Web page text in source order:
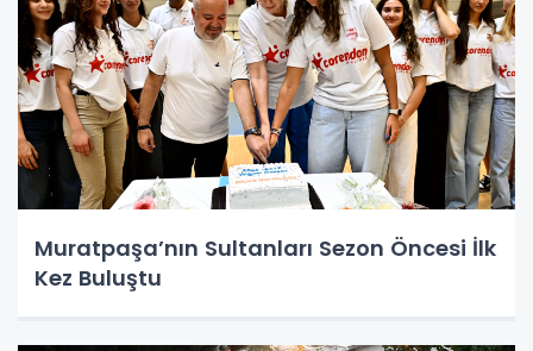
Muratpaşa’nın Sultanları Sezon Öncesi İlk
Kez Buluştu